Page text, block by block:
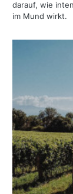
darauf, wie
im Mund wirkt.